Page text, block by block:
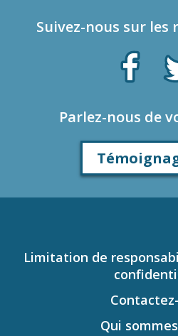
Suivez-nous sur les
Parlez-nous de
Limitation de
Qui